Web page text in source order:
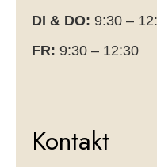
DI & DO: 9:30 –
FR: 9:30 – 12:30
Kontakt